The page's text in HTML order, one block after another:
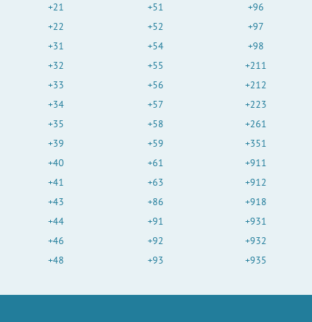
+21
+22
+31
+32
+33
+34
+35
+39
+40
+41
+43
+44
+46
+48
+51
+52
+54
+55
+56
+57
+58
+59
+61
+63
+86
+91
+92
+93
+96
+97
+98
+211
+212
+223
+261
+351
+911
+912
+918
+931
+932
+935